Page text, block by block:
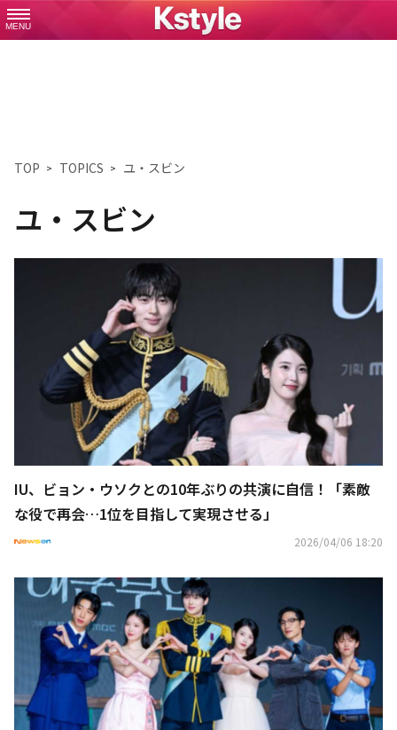
MENU
TOP TOPICS ユ・スビン
ユ・スビン
IU、ビョン・ウソクとの10年ぶりの共演に自信！「素敵
な役で再会…1位を目指して実現させる」
2026/04/06 18:20